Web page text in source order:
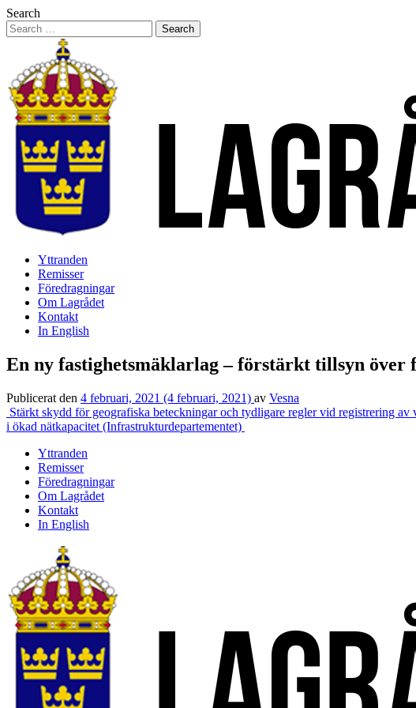
Hoppa
till
innehåll
Search
Yttranden
Remisser
Föredragningar
Om Lagrådet
Kontakt
In English
En ny fastighetsmäklarlag – förstärkt tillsyn över
Publicerat den 4 februari, 2021 (4 februari, 2021) av Vesna
Inläggsnavigering
Stärkt skydd för geografiska beteckningar och tydligare regler vid registrering
i ökad nätkapacitet (Infrastrukturdepartementet)
Yttranden
Remisser
Föredragningar
Om Lagrådet
Kontakt
In English